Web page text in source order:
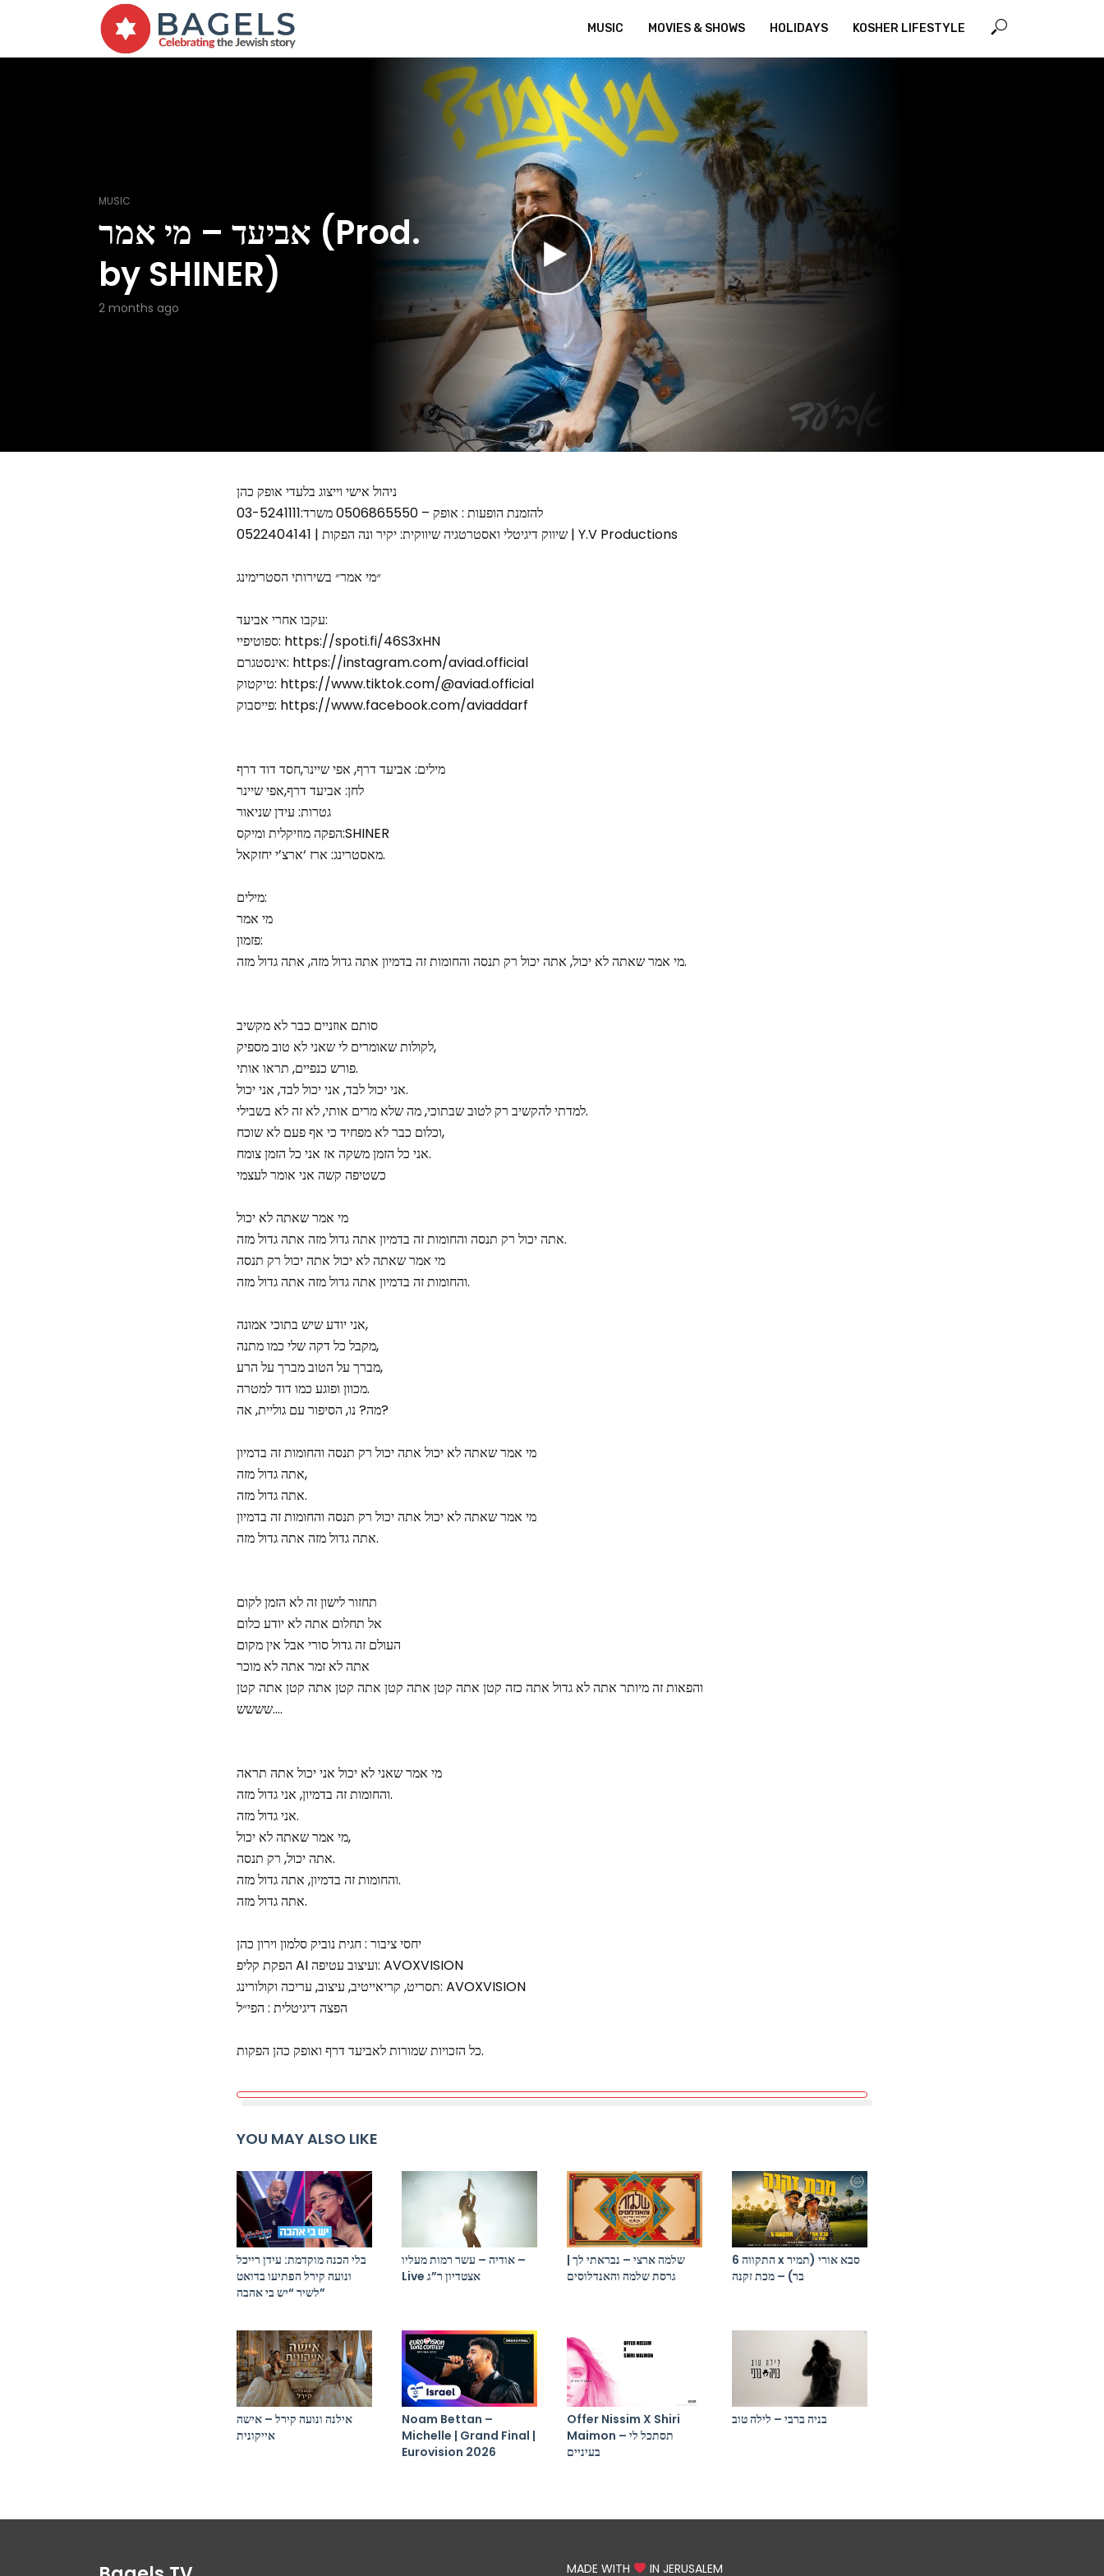
MUSIC MOVIES & SHOWS HOLIDAYS KOSHER LIFESTYLE
MUSIC
אביעד – מי אמר (Prod.
by SHINER)
2 months ago
ניהול אישי וייצוג בלעדי אופק כהן
להזמנת הופעות : אופק – 0506865550 משרד:03-5241111
שיווק דיגיטלי ואסטרטגיה שיווקית: יקיר ונה הפקות | 0522404141 | Y.V Productions
״מי אמר״ בשירותי הסטרימינג
עקבו אחרי אביעד:
ספוטיפיי: https://spoti.fi/46S3xHN
אינסטגרם: https://instagram.com/aviad.official
טיקטוק: https://www.tiktok.com/@aviad.official
פייסבוק: https://www.facebook.com/aviaddarf
מילים: אביעד דרף, אפי שיינר,חסד דוד דרף
לחן: אביעד דרף,אפי שיינר
גטרות: עידן שניאור
הפקה מוזיקלית ומיקס:SHINER
מאסטרינג: ארז ‘ארצ’י יחזקאל.
מילים:
מי אמר
פזמון:
מי אמר שאתה לא יכול, אתה יכול רק תנסה והחומות זה בדמיון אתה גדול מזה, אתה גדול מזה.
סותם אוזניים כבר לא מקשיב
לקולות שאומרים לי שאני לא טוב מספיק,
פורש כנפיים, תראו אותי.
אני יכול לבד, אני יכול לבד, אני יכול.
למדתי להקשיב רק לטוב שבתוכי, מה שלא מרים אותי, לא זה לא בשבילי.
וכלום כבר לא מפחיד כי אף פעם לא שוכח,
אני כל הזמן משקה אז אני כל הזמן צומח.
כשטיפה קשה אני אומר לעצמי
מי אמר שאתה לא יכול
אתה יכול רק תנסה והחומות זה בדמיון אתה גדול מזה אתה גדול מזה.
מי אמר שאתה לא יכול אתה יכול רק תנסה
והחומות זה בדמיון אתה גדול מזה אתה גדול מזה.
אני יודע שיש בתוכי אמונה,
מקבל כל דקה שלי כמו מתנה,
מברך על הטוב מברך על הרע,
מכוון ופוגע כמו דוד למטרה.
מה? נו, הסיפור עם גוליית, אה?
מי אמר שאתה לא יכול אתה יכול רק תנסה והחומות זה בדמיון
אתה גדול מזה,
אתה גדול מזה.
מי אמר שאתה לא יכול אתה יכול רק תנסה והחומות זה בדמיון
אתה גדול מזה אתה גדול מזה.
תחזור לישון זה לא הזמן לקום
אל תחלום אתה לא יודע כלום
העולם זה גדול סורי אבל אין מקום
אתה לא זמר אתה לא מוכר
והפאות זה מיותר אתה לא גדול אתה כזה קטן אתה קטן אתה קטן אתה קטן אתה קטן אתה קטן
שששש….
מי אמר שאני לא יכול אני יכול אתה תראה
והחומות זה בדמיון, אני גדול מזה.
אני גדול מזה.
מי אמר שאתה לא יכול,
אתה יכול, רק תנסה.
והחומות זה בדמיון, אתה גדול מזה.
אתה גדול מזה.
יחסי ציבור : חגית נוביק סלמון וירון כהן
הפקת קליפ AI ועיצוב עטיפה: AVOXVISION
תסריט, קריאייטיב, עיצוב, עריכה וקולורינג: AVOXVISION
הפצה דיגיטלית : הפי״ל
כל הזכויות שמורות לאביעד דרף ואופק כהן הפקות.
YOU MAY ALSO LIKE
בלי הכנה מוקדמת: עידן רייכל
ונועה קירל הפתיעו בדואט
לשיר “יש בי אהבה”
אודיה – עשר רמות מעליו –
Live אצטדיון ר”ג
שלמה ארצי – נבראתי לך |
גרסת שלמה והאנדלוסים
התקווה 6 x סבא אורי (תמיר
בר) – מכת זקנה
אילנה ונועה קירל – אישה
אייקונית
Noam Bettan –
Michelle | Grand Final |
Eurovision 2026
Offer Nissim X Shiri
Maimon – תסתכל לי
בעיניים
בניה ברבי – לילה טוב
MADE WITH IN JERUSALEM